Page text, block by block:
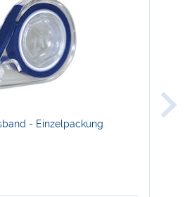
- Einzelpackung